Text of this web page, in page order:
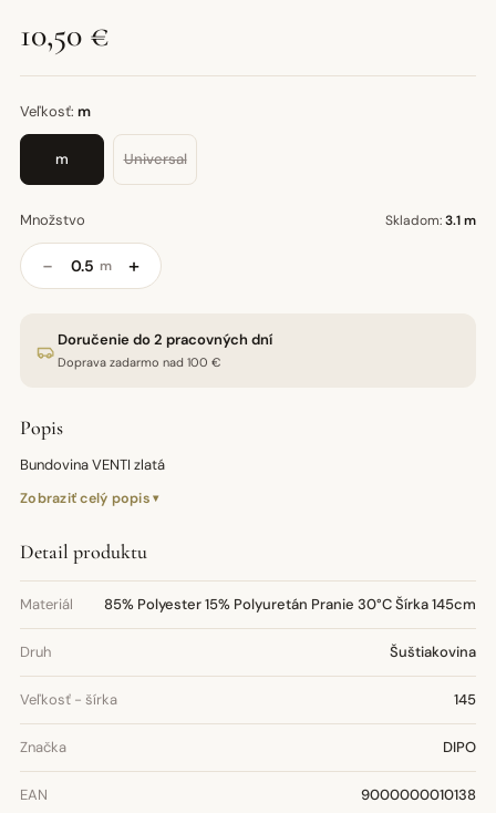
10,50 €
Veľkosť: m
m Universal
Množstvo Skladom:3.1 m
− m +
Doručenie do 2 pracovných dní
Doprava zadarmo nad 100 €
Popis
Bundovina VENTI zlatá
Zobraziť celý popis
Detail produktu
Materiál 85% Polyester 15% Polyuretán Pranie 30°C Šírka 145cm
Druh Šuštiakovina
Veľkosť - šírka 145
Značka DIPO
EAN 9000000010138